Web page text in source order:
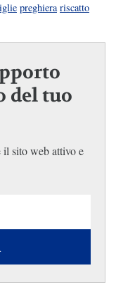
preghiera riscatto
del tuo
il sito web attivo e